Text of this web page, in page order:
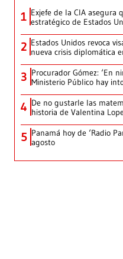
1 Exjefe de la CIA asegura
estratégico de Estados
2 Estados Unidos revoca
nueva crisis diplomática
3 Procurador Gómez: ‘En
Ministerio Público hay
4 De no gustarle las
historia de Valentina
5 Panamá hoy de ‘Radio
agosto